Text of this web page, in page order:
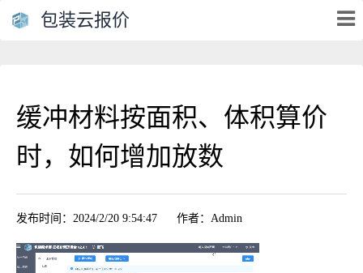
包装云报价
缓冲材料按面积、体积算价
时，如何增加放数
发布时间：2024/2/20 9:54:47 作者：Admin